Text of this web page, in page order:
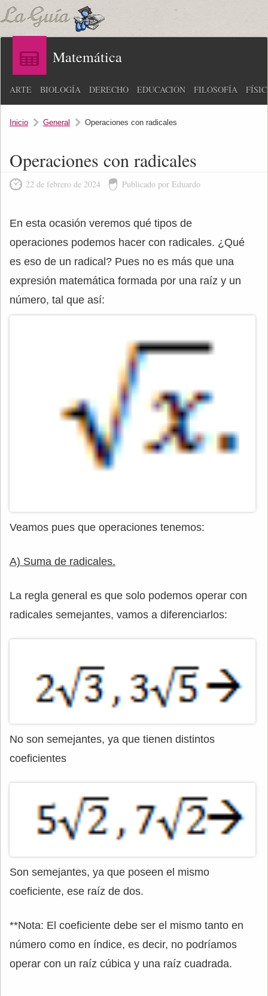
Matemática
ARTE BIOLOGÍA DERECHO EDUCACIÓN FILOSOFÍA
Inicio General Operaciones con radicales
Operaciones con radicales
22 de febrero de 2024 Publicado por Eduardo
En esta ocasión veremos qué tipos de
operaciones podemos hacer con radicales. ¿Qué
es eso de un radical? Pues no es más que una
expresión matemática formada por una raíz y un
número, tal que así:
Veamos pues que operaciones tenemos:
A) Suma de radicales.
La regla general es que solo podemos operar con
radicales semejantes, vamos a diferenciarlos:
No son semejantes, ya que tienen distintos
coeficientes
Son semejantes, ya que poseen el mismo
coeficiente, ese raíz de dos.
**Nota: El coeficiente debe ser el mismo tanto en
número como en índice, es decir, no podríamos
operar con un raíz cúbica y una raíz cuadrada.